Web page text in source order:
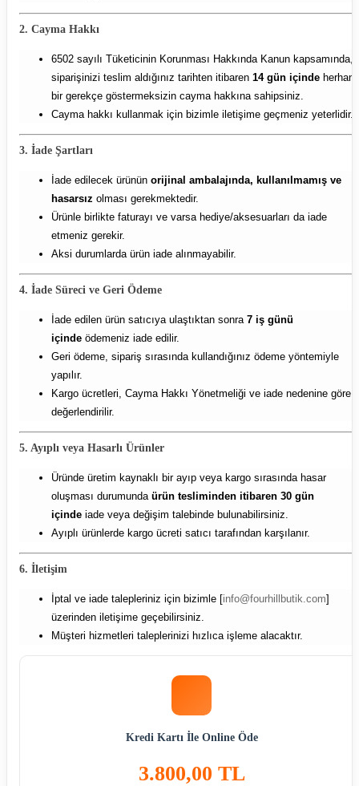
2. Cayma Hakkı
6502 sayılı Tüketicinin Korunması Hakkında Kanun kapsamında,
siparişinizi teslim aldığınız tarihten itibaren 14 gün içinde
bir gerekçe göstermeksizin cayma hakkına sahipsiniz.
Cayma hakkı kullanmak için bizimle iletişime geçmeniz yeterlidir.
3. İade Şartları
İade edilecek ürünün orijinal ambalajında, kullanılmamış ve
hasarsız olması gerekmektedir.
Ürünle birlikte faturayı ve varsa hediye/aksesuarları da iade
etmeniz gerekir.
Aksi durumlarda ürün iade alınmayabilir.
4. İade Süreci ve Geri Ödeme
İade edilen ürün satıcıya ulaştıktan sonra 7 iş günü
içinde ödemeniz iade edilir.
Geri ödeme, sipariş sırasında kullandığınız ödeme yöntemiyle
yapılır.
Kargo ücretleri, Cayma Hakkı Yönetmeliği ve iade nedenine göre
değerlendirilir.
5. Ayıplı veya Hasarlı Ürünler
Üründe üretim kaynaklı bir ayıp veya kargo sırasında hasar
oluşması durumunda ürün tesliminden itibaren 30 gün
içinde iade veya değişim talebinde bulunabilirsiniz.
Ayıplı ürünlerde kargo ücreti satıcı tarafından karşılanır.
6. İletişim
İptal ve iade talepleriniz için bizimle [info@fourhillbutik.com]
üzerinden iletişime geçebilirsiniz.
Müşteri hizmetleri taleplerinizi hızlıca işleme alacaktır.
Kredi Kartı İle Online Öde
3.800,00 TL